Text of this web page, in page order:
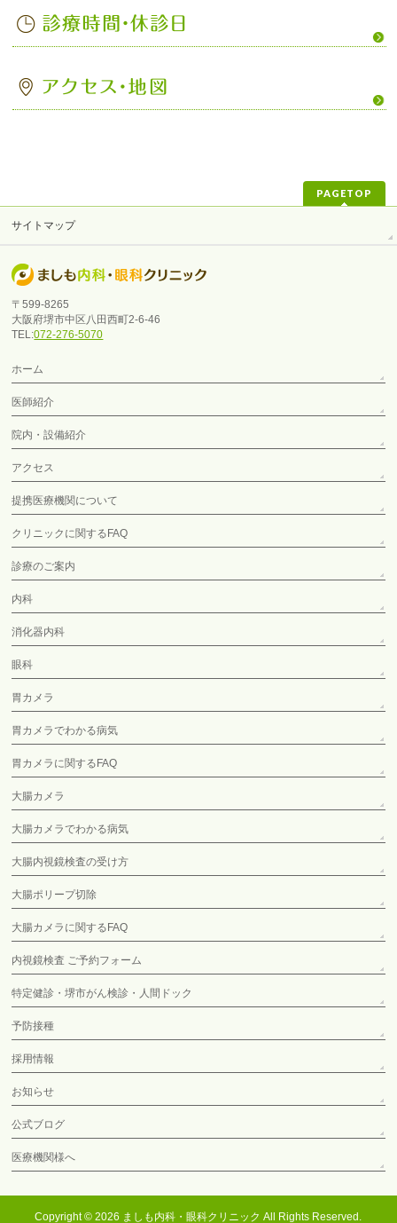
PAGETOP
サイトマップ
〒599-8265
大阪府堺市中区八田西町2-6-46
TEL:072-276-5070
ホーム
医師紹介
院内・設備紹介
アクセス
提携医療機関について
クリニックに関するFAQ
診療のご案内
内科
消化器内科
眼科
胃カメラ
胃カメラでわかる病気
胃カメラに関するFAQ
大腸カメラ
大腸カメラでわかる病気
大腸内視鏡検査の受け方
大腸ポリープ切除
大腸カメラに関するFAQ
内視鏡検査 ご予約フォーム
特定健診・堺市がん検診・人間ドック
予防接種
採用情報
お知らせ
公式ブログ
医療機関様へ
Copyright © 2026 ましも内科・眼科クリニック All Rights Reserved.